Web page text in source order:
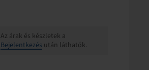
Az árak és készletek a
Bejelentkezés után láthatók.